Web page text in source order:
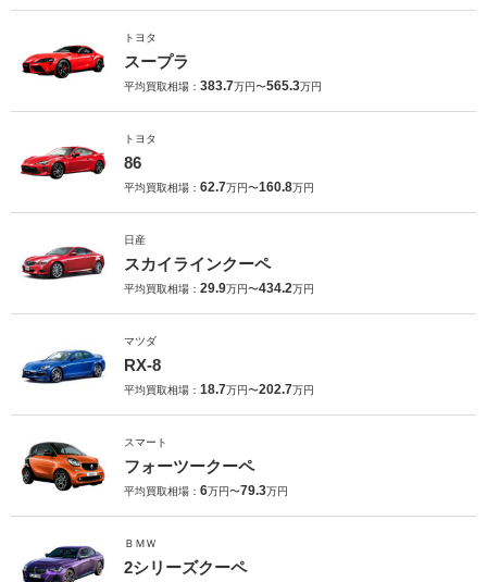
トヨタ
スープラ
平均買取相場： 383.7万円〜565.3万円
トヨタ
86
平均買取相場： 62.7万円〜160.8万円
日産
スカイラインクーペ
平均買取相場： 29.9万円〜434.2万円
マツダ
RX-8
平均買取相場： 18.7万円〜202.7万円
スマート
フォーツークーペ
平均買取相場： 6万円〜79.3万円
ＢＭＷ
2シリーズクーペ